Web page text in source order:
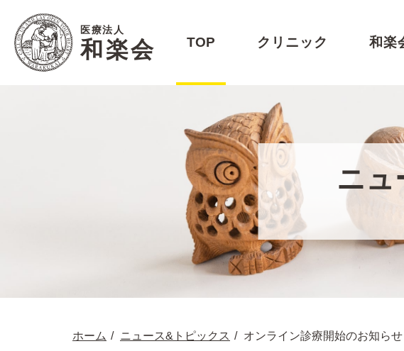
医療法人
和楽会 TOP クリニック 和楽
ニュ
ホーム ニュース&トピックス オンライン診療開始のお知ら